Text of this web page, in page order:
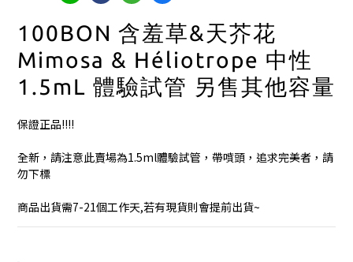
100BON 含羞草&天芥花
Mimosa & Héliotrope 中性
1.5mL 體驗試管 另售其他容量
保證正品!!!!
全新，請注意此賣場為1.5ml體驗試管，帶噴頭，追求完美者，請
勿下標
商品出貨需7-21個工作天,若有現貨則會提前出貨~